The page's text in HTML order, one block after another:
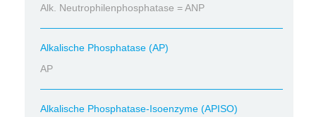
Alk. Neutrophilenphosphatase = ANP
Alkalische Phosphatase (AP)
AP
Alkalische Phosphatase-Isoenzyme (APISO)